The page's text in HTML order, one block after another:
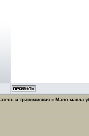
и трансмиссия » Мало масла